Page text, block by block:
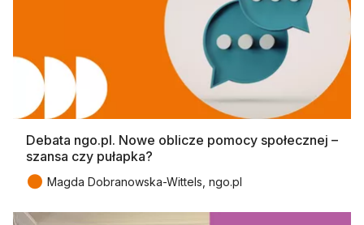
Debata ngo.pl. Nowe oblicze pomocy społecznej –
szansa czy pułapka?
● Magda Dobranowska-Wittels, ngo.pl